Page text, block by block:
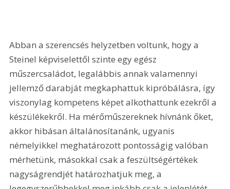
Abban a szerencsés helyzetben voltunk, hogy a
Steinel képviselettől szinte egy egész
műszercsaládot, legalábbis annak valamennyi
jellemző darabját megkaphattuk kipróbálásra, így
viszonylag kompetens képet alkothattunk ezekről a
készülékekről. Ha mérőműszereknek hívnánk őket,
akkor hibásan általánosítanánk, ugyanis
némelyikkel meghatározott pontosságig valóban
mérhetünk, másokkal csak a feszültségértékek
nagyságrendjét határozhatjuk meg, a